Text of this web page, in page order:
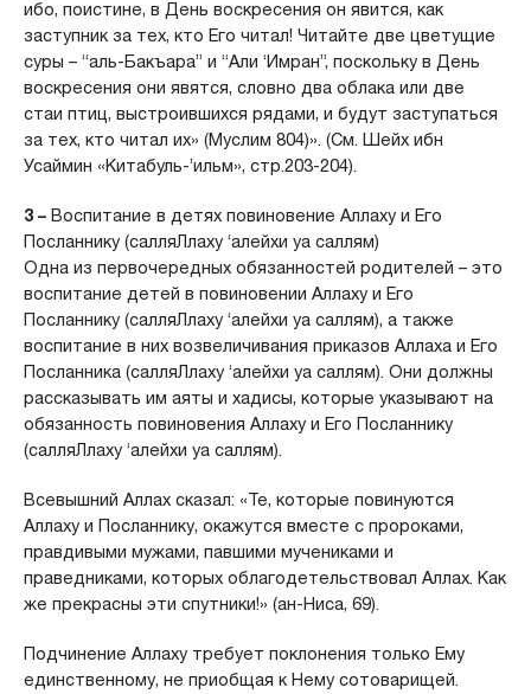
ибо, поистине, в День воскресения он явится, как
заступник за тех, кто Его читал! Читайте две цветущие
суры – “аль-Бакъара” и “Али ‘Имран”, поскольку в День
воскресения они явятся, словно два облака или две
стаи птиц, выстроившихся рядами, и будут заступаться
за тех, кто читал их» (Муслим 804)». (См. Шейх ибн
Усаймин «Китабуль-’ильм», стр.203-204).
3–Воспитание в детях повиновение Аллаху и Его
Посланнику (салляЛлаху ‘алейхи уа саллям)
Одна из первочередных обязанностей родителей – это
воспитание детей в повиновении Аллаху и Его
Посланнику (салляЛлаху ‘алейхи уа саллям), а также
воспитание в них возвеличивания приказов Аллаха и Его
Посланника (салляЛлаху ‘алейхи уа саллям). Они должны
рассказывать им аяты и хадисы, которые указывают на
обязанность повиновения Аллаху и Его Посланнику
(салляЛлаху ‘алейхи уа саллям).
Всевышний Аллах сказал: «Те, которые повинуются
Аллаху и Посланнику, окажутся вместе с пророками,
правдивыми мужами, павшими мучениками и
праведниками, которых облагодетельствовал Аллах. Как
же прекрасны эти спутники!» (ан-Ниса, 69).
Подчинение Аллаху требует поклонения только Ему
единственному, не приобщая к Нему сотоварищей.